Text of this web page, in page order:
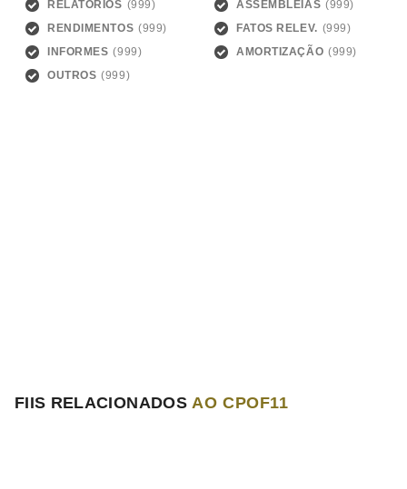
RELATÓRIOS
ASSEMBLEIAS
RENDIMENTOS
FATOS RELEV.
INFORMES
AMORTIZAÇÃO
OUTROS
FIIS RELACIONADOSAO CPOF11